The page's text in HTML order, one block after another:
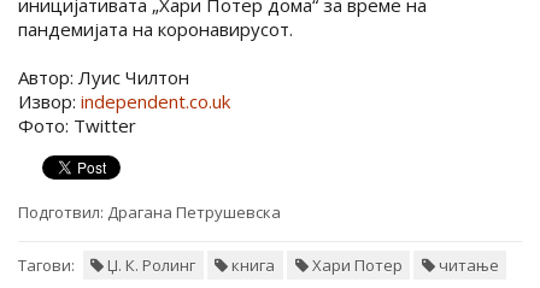
иницијативата „Хари Потер дома“ за време на
пандемијата на коронавирусот.
Автор: Луис Чилтон
Извор: independent.co.uk
Фото: Twitter
Подготвил: Драгана Петрушевска
Тагови: Џ. К. Ролинг книга Хари Потер
читање